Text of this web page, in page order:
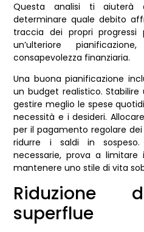
Questa analisi ti aiuterà
determinare quale debito
traccia dei propri
un’ulteriore
consapevolezza finanziaria.
Una buona pianificazione
un budget realistico.
gestire meglio le spese
necessità e i desideri.
per il pagamento regolare
ridurre i saldi in
necessarie, prova a
mantenere uno stile di vita
Riduzione
superflue